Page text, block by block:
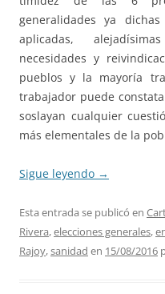
generalidades ya
aplicadas,
necesidades y
pueblos y la mayoría
trabajador puede
soslayan cualquier
más elementales de la
Sigue leyendo →
Esta entrada se publicó en
Rivera,elecciones generales,
Rajoy,sanidad en 15/08/2016